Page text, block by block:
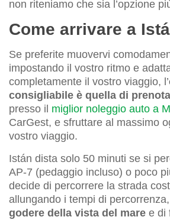
non riteniamo che sia l’opzione
Come arrivare a
Se preferite muovervi
impostando il vostro ritmo e
completamente il vostro viaggio, l’
consigliabile è quella di
presso il miglior noleggio auto a
CarGest, e sfruttare al massimo
vostro viaggio.
Istán dista solo 50 minuti se si
AP-7 (pedaggio incluso) o poco
decide di percorrere la strada
allungando i tempi di percorrenza,
godere della vista del mare e di